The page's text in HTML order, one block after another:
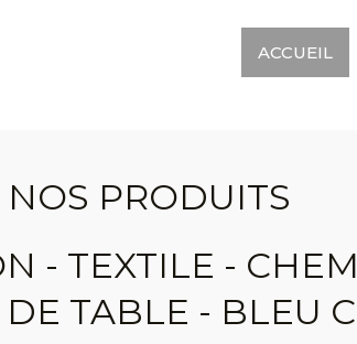
ACCUEIL
NOS PRODUITS
- TEXTILE -
TABLE - BLEU